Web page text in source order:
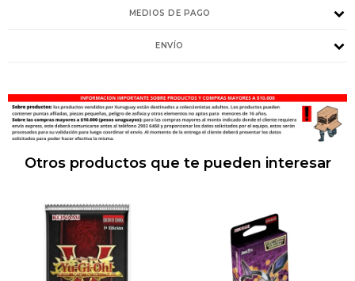
MEDIOS DE PAGO
ENVÍO
Otros productos que te pueden interesar